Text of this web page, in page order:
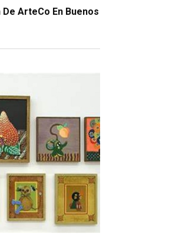
ArteCo En Buenos